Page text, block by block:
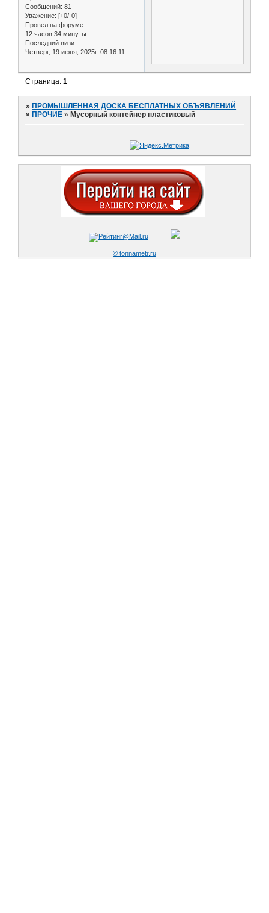
Сообщений: 81
Уважение: [+0/-0]
Провел на форуме:
12 часов 34 минуты
Последний визит:
Четверг, 19 июня, 2025г. 08:16:11
Страница:1
» ПРОМЫШЛЕННАЯ ДОСКА БЕСПЛАТНЫХ ОБЪЯВЛЕНИЙ
» ПРОЧИЕ » Мусорный контейнер пластиковый
© tonnametr.ru